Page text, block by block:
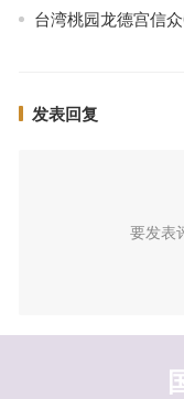
台湾桃园龙德宫信
发表回复
要发表